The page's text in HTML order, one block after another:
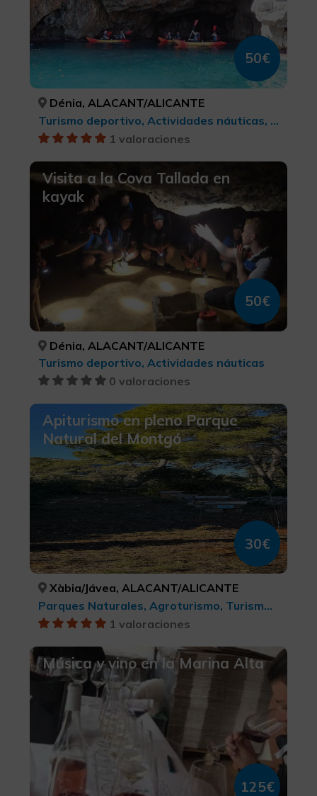
50€
Dénia, ALACANT/ALICANTE
Turismo deportivo, Actividades náuticas, Turismo activo-aventura
1 valoraciones
Visita a la Cova Tallada en
kayak
50€
Dénia, ALACANT/ALICANTE
Turismo deportivo, Actividades náuticas
0 valoraciones
Apiturismo en pleno Parque
Natural del Montgó
30€
Xàbia/Jávea, ALACANT/ALICANTE
Parques Naturales, Agroturismo, Turismo gastronómico, Experiencias Gastronómicas l'Exquisit Mediterrani
1 valoraciones
Música y vino en la Marina Alta
125€